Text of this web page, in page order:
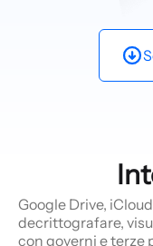
Google Drive,
decrittografare,
con governi e terze